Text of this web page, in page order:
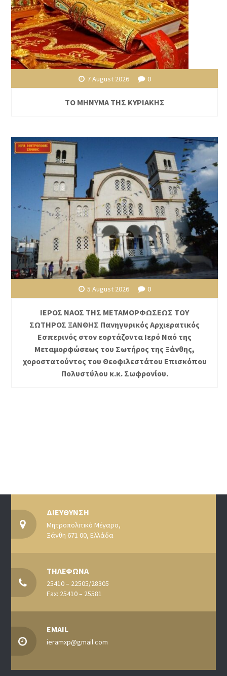
7 August 2026 0
ΤΟ ΜΗΝΥΜΑ ΤΗΣ ΚΥΡΙΑΚΗΣ
5 August 2026 0
ΙΕΡΟΣ ΝΑΟΣ ΤΗΣ ΜΕΤΑΜΟΡΦΩΣΕΩΣ ΤΟΥ
ΣΩΤΗΡΟΣ ΞΑΝΘΗΣ Πανηγυρικός Αρχιερατικός
Εσπερινός στον εορτάζοντα Ιερό Ναό της
Μεταμορφώσεως του Σωτήρος της Ξάνθης,
χοροστατούντος του Θεοφιλεστάτου Επισκόπου
Πολυστύλου κ.κ. Σωφρονίου.
ΔΙΕΥΘΥΝΣΗ
Μητροπολιτικό Μέγαρο,
Ξάνθη 671 00, Ελλάδα
ΤΗΛΕΦΩΝΑ
25410 – 22505/28305
Fax: 25410 – 25581
EMAIL
ieramxp@gmail.com